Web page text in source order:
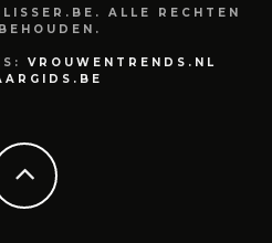
ALLE RECHTEN
VROUWENTRENDS.NL